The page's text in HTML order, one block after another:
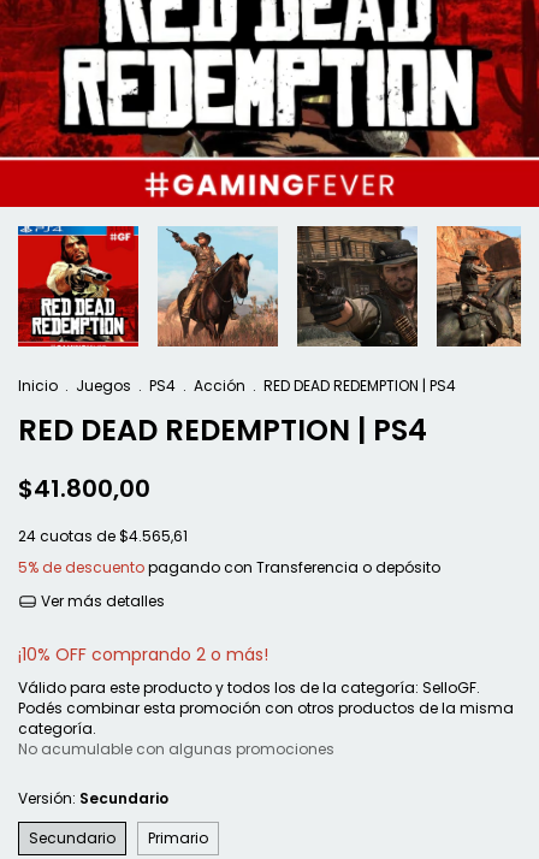
Inicio . Juegos . PS4 . Acción . RED DEAD REDEMPTION | PS4
RED DEAD REDEMPTION | PS4
$41.800,00
24cuotas de$4.565,61
5% de descuentopagando con Transferencia o depósito
Ver más detalles
¡10% OFF comprando 2 o más!
Válido para este producto y todos los de la categoría: SelloGF.
Podés combinar esta promoción con otros productos de la misma
categoría.
No acumulable con algunas promociones
Versión: Secundario
Secundario
Primario